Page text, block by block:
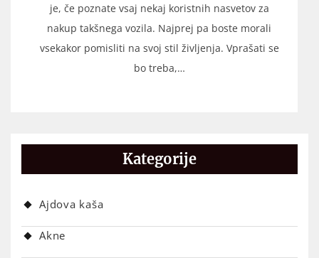
je, če poznate vsaj nekaj koristnih nasvetov za
nakup takšnega vozila. Najprej pa boste morali
vsekakor pomisliti na svoj stil življenja. Vprašati se
bo treba,…
Kategorije
Ajdova kaša
Akne